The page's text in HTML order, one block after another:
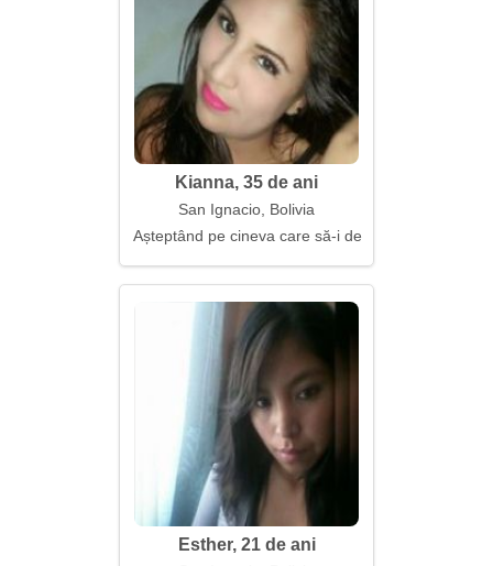
Kianna, 35 de ani
San Ignacio, Bolivia
Așteptând pe cineva care să-i devină prieten
Esther, 21 de ani